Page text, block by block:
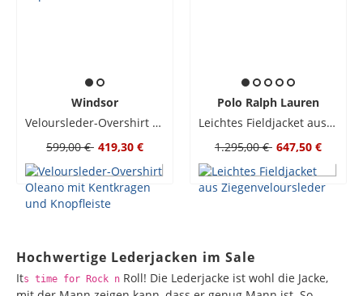
Windsor
Veloursleder-Overshirt Oleano mit Kentkragen und Knopfleiste
599,00 € 419,30 €
Polo Ralph Lauren
Leichtes Fieldjacket aus Ziegenveloursleder
1.295,00 € 647,50 €
Hochwertige Lederjacken im Sale
Its time for Rock n Roll! Die Lederjacke ist wohl die Jacke,